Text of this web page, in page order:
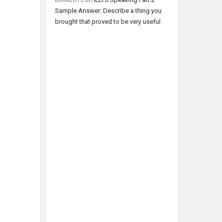
Sample Answer: Describe a thing you
brought that proved to be very useful